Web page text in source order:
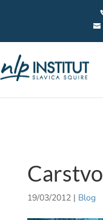
19/03/2012| Blog